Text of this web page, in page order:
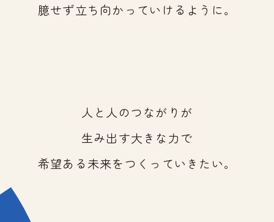
臆せず立ち向かっていけるように。
人と人のつながりが
生み出す大きな力で
希望ある未来をつくっていきたい。